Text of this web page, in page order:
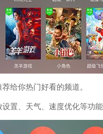
给你热门好看的频道。
置、天气、速度优化等功能